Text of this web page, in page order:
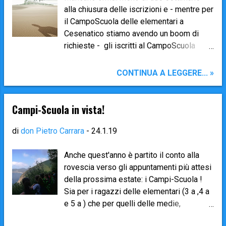
tavolo. Dopo la cena, verso le 20.30 , la
serata proseguirà con l' animazione fatta
di balli, giochi e un video ricordo
dell'estate. Vi aspettiamo numerosi!
alla chiusura delle iscrizioni e - mentre per
il CampoScuola delle elementari a
Cesenatico stiamo avendo un boom di
richieste - gli iscritti al CampoScuola
totale di 81 ragazzi dalla 1 a alla 3 a
Con questi numeri il Campo rimarrà solo
un miraggio, e molto probabilmente ci
dispiacere, ad annullare l'esperienza. Un
successo e alla buonissima riuscita degli
anni passati... 😞
CONTINUA A LEGGERE... »
Campi-Scuola in vista!
di don Pietro Carrara - 24.1.19
Anche quest'anno è partito il conto alla
rovescia verso gli appuntamenti più attesi
della prossima estate: i Campi-Scuola !
Sia per i ragazzi delle elementari (3 a ,4 a
e 5 a ) che per quelli delle medie,